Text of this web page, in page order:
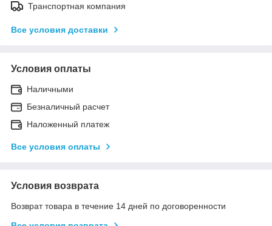
Транспортная компания
Все условия доставки
Условия оплаты
Наличными
Безналичный расчет
Наложенный платеж
Все условия оплаты
Условия возврата
Возврат товара в течение 14 дней по договоренности